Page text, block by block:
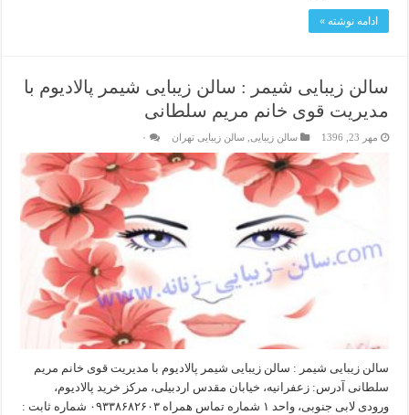
ادامه نوشته »
سالن زیبایی شیمر : سالن زیبایی شیمر پالادیوم با
مدیریت قوی خانم مریم سلطانی
مهر 23, 1396 سالن زیبایی ,سالن زیبایی تهران ۰
سالن زیبایی شیمر : سالن زیبایی شیمر پالادیوم با مدیریت قوی خانم مریم
سلطانی آدرس: زعفرانیه، خیابان مقدس اردبیلی، مرکز خرید پالادیوم،
ورودی لابی جنوبی، واحد ۱ شماره تماس همراه ۰۹۳۳۸۶۸۲۶۰۳ شماره ثابت :